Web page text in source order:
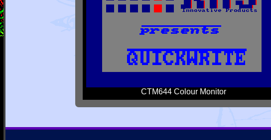
CTM644 Colour Monitor